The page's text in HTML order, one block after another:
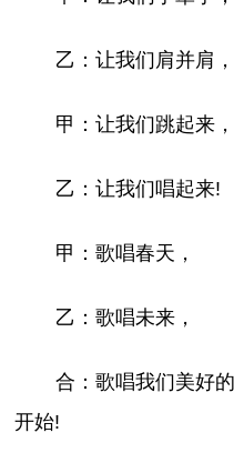
乙：让我们肩并肩，
甲：让我们跳起来，
乙：让我们唱起来!
甲：歌唱春天，
乙：歌唱未来，
合：歌唱我们美好
开始!